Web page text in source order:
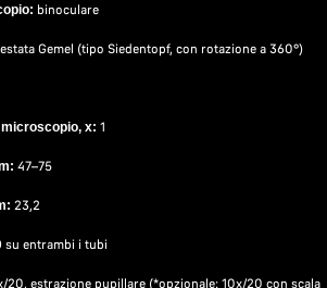
binoculare
Gemel (tipo Siedentopf, con rotazione a 360°)
x: 1
47–75
23,2
su entrambi i tubi
20, estrazione pupillare (*opzionale: 10x/20 con scala